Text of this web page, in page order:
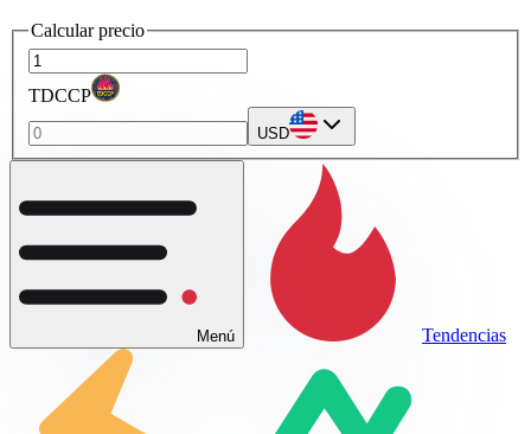
Calcular precio
TDCCP
USD
Menú Tendencias